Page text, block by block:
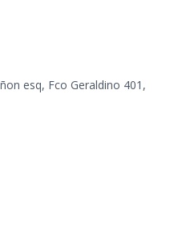
esq, Fco Geraldino 401,